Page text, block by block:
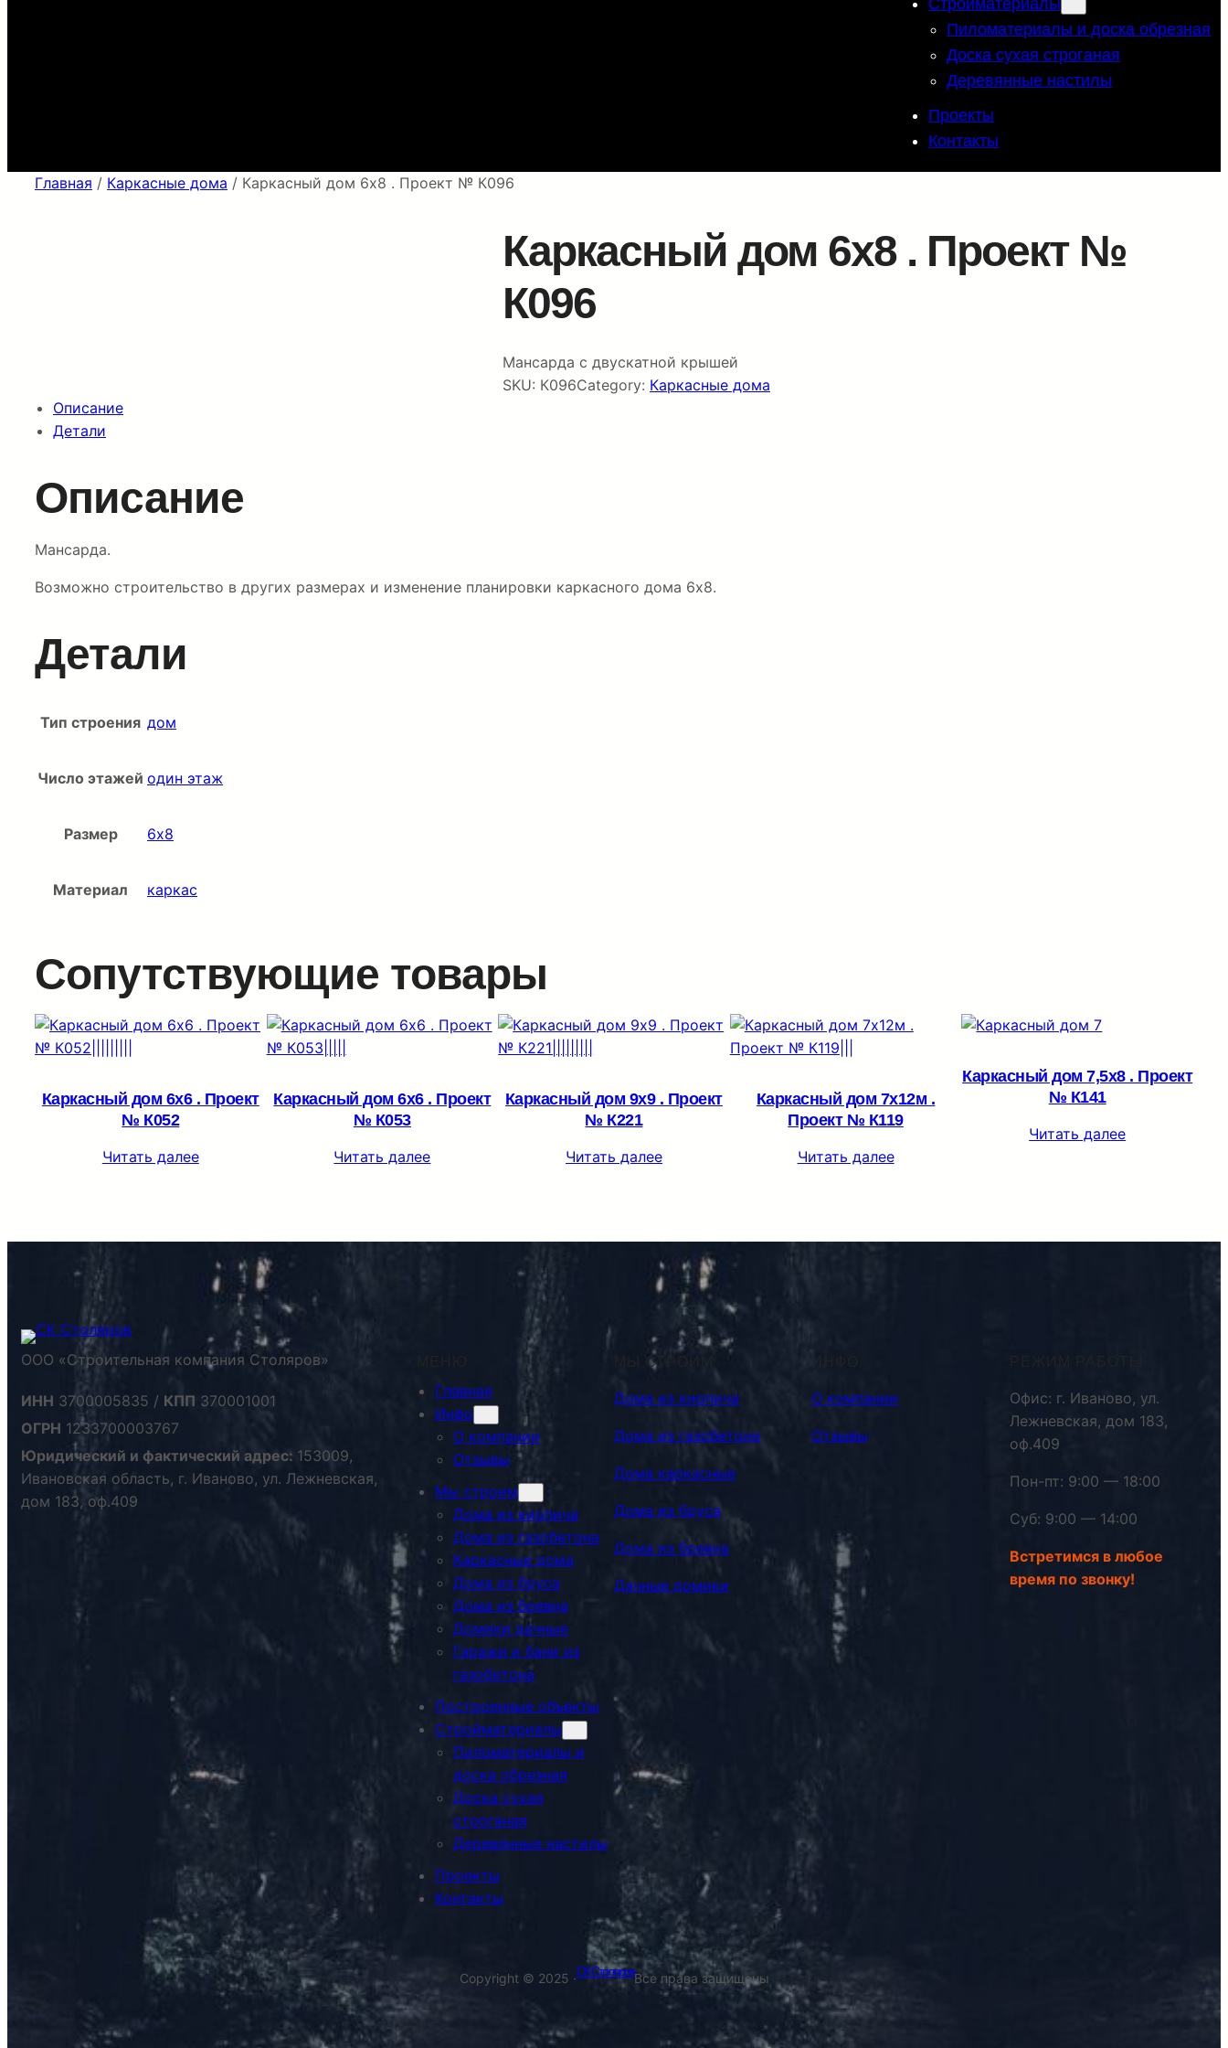
Пиломатериалы и доска обрезная
Доска сухая строганая
Деревянные настилы
Проекты
Контакты
Главная / Каркасные дома / Каркасный дом 6х8 . Проект № К096
Каркасный дом 6х8 . Проект №
К096
Мансарда с двускатной крышей
SKU: К096Category: Каркасные дома
Описание
Детали
Описание
Мансарда.
Возможно строительство в других размерах и изменение планировки каркасного дома 6х8.
Детали
Тип строения дом
Число этажей один этаж
Размер 6х8
Материал каркас
Сопутствующие товары
Каркасный дом 6х6 . Проект
№ К052
Читать далее
Каркасный дом 6х6 . Проект
№ К053
Читать далее
Каркасный дом 9х9 . Проект
№ К221
Читать далее
Каркасный дом 7х12м .
Проект № К119
Читать далее
Каркасный дом 7,5х8 . Проект
№ К141
Читать далее
ООО «Строительная компания Столяров»
ИНН 3700005835 / КПП 370001001
ОГРН 1233700003767
Юридический и фактический адрес: 153009,
Ивановская область, г. Иваново, ул. Лежневская,
дом 183, оф.409
Главная
Инфо
О компании
Отзывы
Мы строим
Дома из кирпича
Дома из газобетона
Каркасные дома
Дома из бруса
Дома из бревна
Домики дачные
Гаражи и бани из
газобетона
Построенные объекты
Стройматериалы
Пиломатериалы и
доска обрезная
Доска сухая
строганая
Деревянные настилы
Проекты
Контакты
МЫ СТРОИМ
Дома из кирпича
Дома из газобетона
Дома каркасные
Дома из бруса
Дома из бревна
Дачные домики
О компании
Отзывы
Офис: г. Иваново, ул.
Лежневская, дом 183,
оф.409
Пон-пт: 9:00 — 18:00
Суб: 9:00 — 14:00
Встретимся в любое
время по звонку!
Copyright © 2025 ·СК СтоляровВсе права защищены